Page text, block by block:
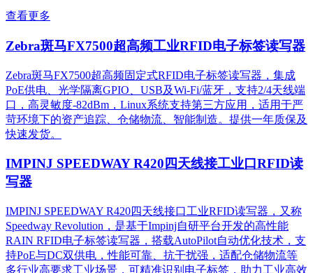
查看更多
Zebra斑马FX7500超高频工业RFID电子标签读写器
Zebra斑马FX7500超高频固定式RFID电子标签读写器，集成
PoE供电、光学隔离GPIO、USB及Wi-Fi/蓝牙，支持2/4天线端
口，高灵敏度-82dBm，Linux系统支持第三方应用，适用于严
苛环境下的资产追踪、仓储物流、智能制造。提供一年质保及
快速发货。
IMPINJ SPEEDWAY R420四天线接工业口RFID读
写器
IMPINJ SPEEDWAY R420四天线接口工业RFID读写器，又称
Speedway Revolution，是基于Impinj自研平台开发的高性能
RAIN RFID电子标签读写器，搭载AutoPilot自动优化技术，支
持PoE与DC双供电，性能可靠、抗干扰强，适配仓储物流等
多行业高要求工业场景，可精准识别电子标签，助力工业高效